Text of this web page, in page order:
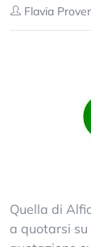
Flavia
Quella di
a quotarsi